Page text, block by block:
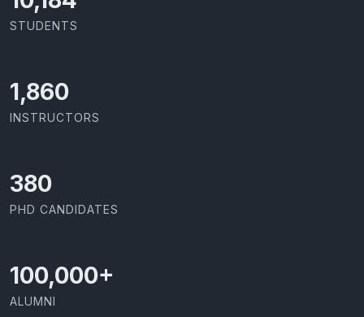
STUDENTS
2,029
INSTRUCTORS
414
PHD CANDIDATES
100,000+
ALUMNI